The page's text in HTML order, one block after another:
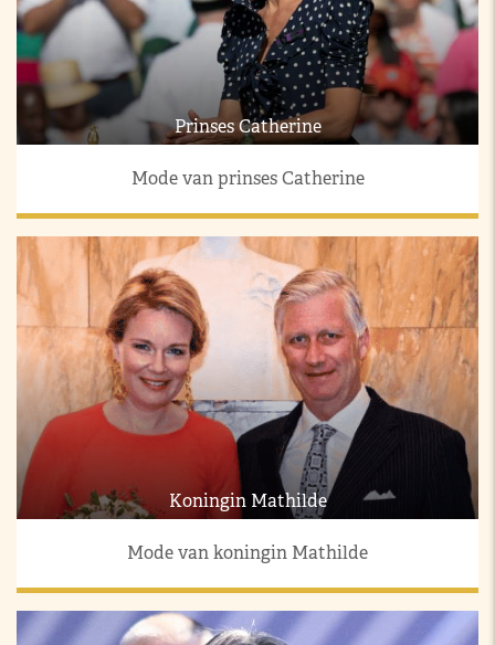
Prinses Catherine
Mode van prinses Catherine
Koningin Mathilde
Mode van koningin Mathilde